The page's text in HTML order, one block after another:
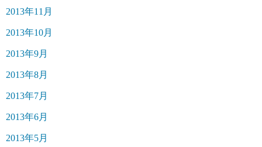
2013年11月
2013年10月
2013年9月
2013年8月
2013年7月
2013年6月
2013年5月